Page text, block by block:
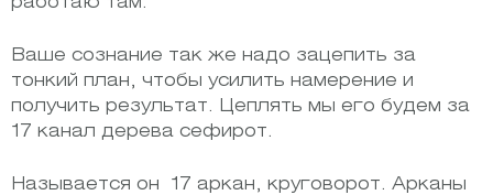
Ваше сознание так же надо зацепить за
тонкий план, чтобы усилить намерение и
получить результат. Цеплять мы его будем за
17 канал дерева сефирот.
Называется он 17 аркан, круговорот. Арканы